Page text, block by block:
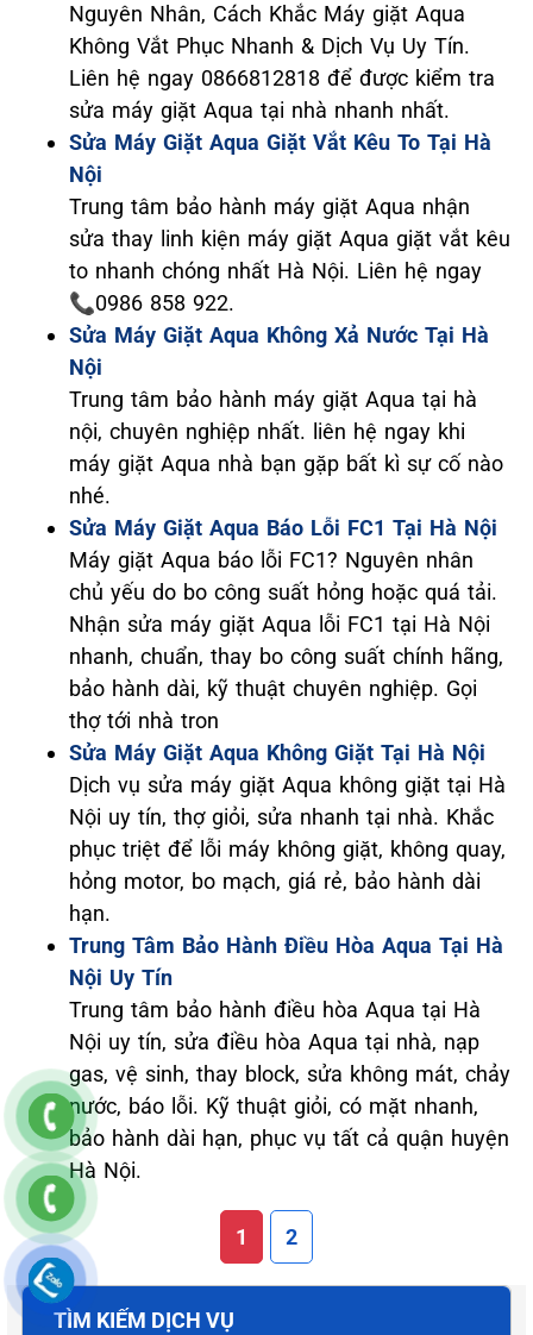
Nguyên Nhân, Cách Khắc Máy giặt Aqua
Không Vắt Phục Nhanh & Dịch Vụ Uy Tín.
Liên hệ ngay 0866812818 để được kiểm tra
sửa máy giặt Aqua tại nhà nhanh nhất.
Sửa Máy Giặt Aqua Giặt Vắt Kêu To Tại Hà
Nội
Trung tâm bảo hành máy giặt Aqua nhận
sửa thay linh kiện máy giặt Aqua giặt vắt kêu
to nhanh chóng nhất Hà Nội. Liên hệ ngay
📞0986 858 922.
Sửa Máy Giặt Aqua Không Xả Nước Tại Hà
Nội
Trung tâm bảo hành máy giặt Aqua tại hà
nội, chuyên nghiệp nhất. liên hệ ngay khi
máy giặt Aqua nhà bạn gặp bất kì sự cố nào
nhé.
Sửa Máy Giặt Aqua Báo Lỗi FC1 Tại Hà Nội
Máy giặt Aqua báo lỗi FC1? Nguyên nhân
chủ yếu do bo công suất hỏng hoặc quá tải.
Nhận sửa máy giặt Aqua lỗi FC1 tại Hà Nội
nhanh, chuẩn, thay bo công suất chính hãng,
bảo hành dài, kỹ thuật chuyên nghiệp. Gọi
thợ tới nhà tron
Sửa Máy Giặt Aqua Không Giặt Tại Hà Nội
Dịch vụ sửa máy giặt Aqua không giặt tại Hà
Nội uy tín, thợ giỏi, sửa nhanh tại nhà. Khắc
phục triệt để lỗi máy không giặt, không quay,
hỏng motor, bo mạch, giá rẻ, bảo hành dài
hạn.
Trung Tâm Bảo Hành Điều Hòa Aqua Tại Hà
Nội Uy Tín
Trung tâm bảo hành điều hòa Aqua tại Hà
Nội uy tín, sửa điều hòa Aqua tại nhà, nạp
gas, vệ sinh, thay block, sửa không mát, chảy
nước, báo lỗi. Kỹ thuật giỏi, có mặt nhanh,
bảo hành dài hạn, phục vụ tất cả quận huyện
Hà Nội.
1 2
TÌM KIẾM DỊCH VỤ